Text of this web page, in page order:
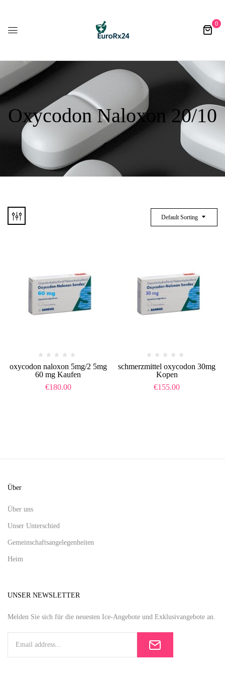
0
Oxycodon Naloxon 20/10
Default Sorting
oxycodon naloxon 5mg/2 5mg
60 mg Kaufen
€180.00
schmerzmittel oxycodon 30mg
Kopen
€155.00
Über
Über uns
Unser Unterschied
Gemeinschaftsangelegenheiten
Heim
UNSER NEWSLETTER
Melden Sie sich für die neuesten Ice-Angebote und Exklusivangebote an.